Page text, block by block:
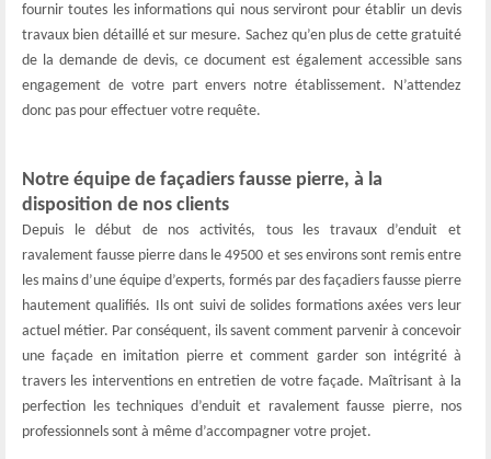
fournir toutes les informations qui nous serviront pour établir un devis
travaux bien détaillé et sur mesure. Sachez qu’en plus de cette gratuité
de la demande de devis, ce document est également accessible sans
engagement de votre part envers notre établissement. N’attendez
donc pas pour effectuer votre requête.
Notre équipe de façadiers fausse pierre, à la
disposition de nos clients
Depuis le début de nos activités, tous les travaux d’enduit et
ravalement fausse pierre dans le 49500 et ses environs sont remis entre
les mains d’une équipe d’experts, formés par des façadiers fausse pierre
hautement qualifiés. Ils ont suivi de solides formations axées vers leur
actuel métier. Par conséquent, ils savent comment parvenir à concevoir
une façade en imitation pierre et comment garder son intégrité à
travers les interventions en entretien de votre façade. Maîtrisant à la
perfection les techniques d’enduit et ravalement fausse pierre, nos
professionnels sont à même d’accompagner votre projet.